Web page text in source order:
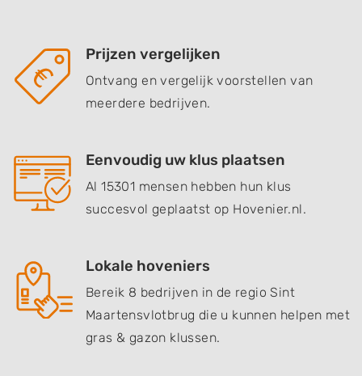
Prijzen vergelijken
Ontvang en vergelijk voorstellen van
meerdere bedrijven.
Eenvoudig uw klus plaatsen
Al 15301 mensen hebben hun klus
succesvol geplaatst op Hovenier.nl.
Lokale hoveniers
Bereik 8 bedrijven in de regio Sint
Maartensvlotbrug die u kunnen helpen met
gras & gazon klussen.